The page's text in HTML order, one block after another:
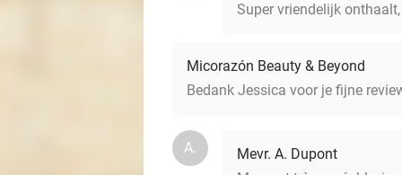
Super vriendelijk
Micorazón Beauty & Beyond
Bedank Jessica voor je fijne
A.
Mevr. A. Dupont